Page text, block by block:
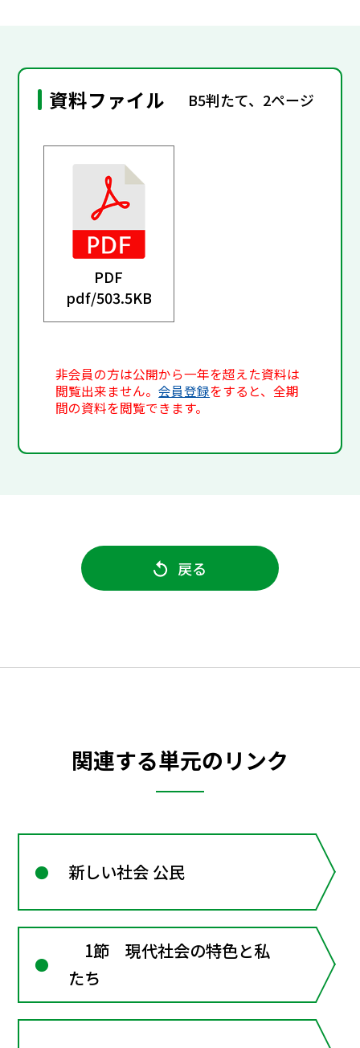
資料ファイル B5判たて、2ページ
PDF
pdf/503.5KB
非会員の方は公開から一年を超えた資料は
閲覧出来ません。会員登録をすると、全期
間の資料を閲覧できます。
戻る
関連する単元のリンク
新しい社会 公民
1節 現代社会の特色と私
たち